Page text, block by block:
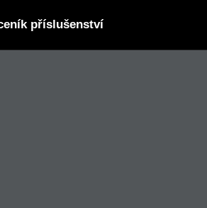
příslušenství